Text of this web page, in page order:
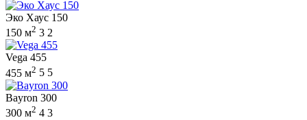
Эко Хаус 150
150 м2 3 2
Vega 455
455 м2 5 5
Bayron 300
300 м2 4 3